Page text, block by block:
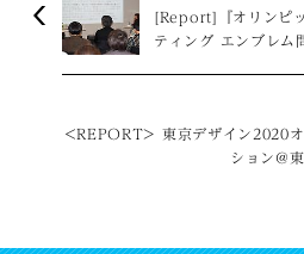
[Report]『オリンピ
ティング エンブレム
<REPORT> 東京デザイン2020オ
ション@